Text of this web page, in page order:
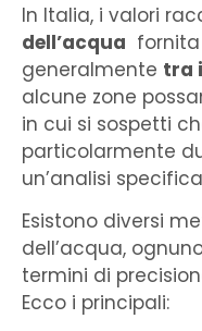
In Italia, i valori
dell’acqua
generalmente tra i
alcune zone
in cui si sospetti
particolarmente
un’analisi
Esistono diversi
dell’acqua,
termini di
Ecco i principali: